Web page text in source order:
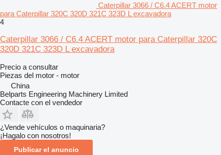
Caterpillar 3066 / C6.4 ACERT motor
para Caterpillar 320C 320D 321C 323D L excavadora
4
Caterpillar 3066 / C6.4 ACERT motor para Caterpillar 320C
320D 321C 323D L excavadora
Precio a consultar
Piezas del motor - motor
China
Belparts Engineering Machinery Limited
Contacte con el vendedor
¿Vende vehículos o maquinaria?
¡Hagalo con nosotros!
Publicar el anuncio